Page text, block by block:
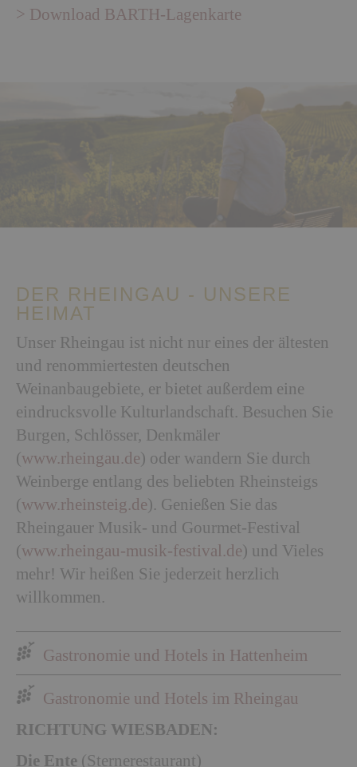
> Download BARTH-Lagenkarte
DER RHEINGAU - UNSERE
HEIMAT
Unser Rheingau ist nicht nur eines der ältesten
und renommiertesten deutschen
Weinanbaugebiete, er bietet außerdem eine
eindrucksvolle Kulturlandschaft. Besuchen Sie
Burgen, Schlösser, Denkmäler
(www.rheingau.de) oder wandern Sie durch
Weinberge entlang des beliebten Rheinsteigs
(www.rheinsteig.de). Genießen Sie das
Rheingauer Musik- und Gourmet-Festival
(www.rheingau-musik-festival.de) und Vieles
mehr! Wir heißen Sie jederzeit herzlich
willkommen.
Gastronomie und Hotels in Hattenheim
Gastronomie und Hotels im Rheingau
RICHTUNG WIESBADEN:
Die Ente (Sternerestaurant)